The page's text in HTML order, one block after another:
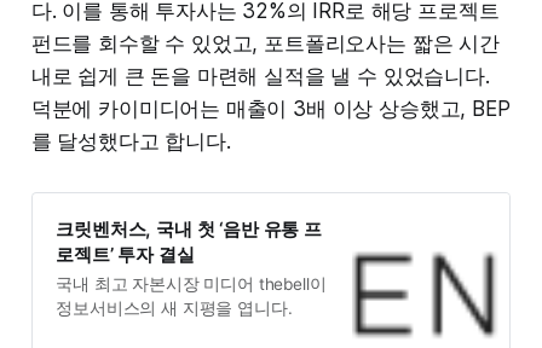
다. 이를 통해 투자사는 32%의 IRR로 해당 프로젝트
펀드를 회수할 수 있었고, 포트폴리오사는 짧은 시간
내로 쉽게 큰 돈을 마련해 실적을 낼 수 있었습니다.
덕분에 카이미디어는 매출이 3배 이상 상승했고, BEP
를 달성했다고 합니다.
크릿벤처스, 국내 첫 ‘음반 유통 프
로젝트’ 투자 결실
국내 최고 자본시장 미디어 thebell이
정보서비스의 새 지평을 엽니다.